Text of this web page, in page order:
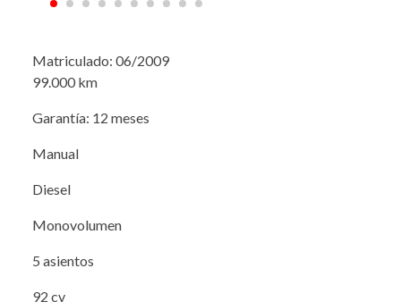
Matriculado: 06/2009
99.000 km
Garantía: 12 meses
Manual
Diesel
Monovolumen
5 asientos
92 cv